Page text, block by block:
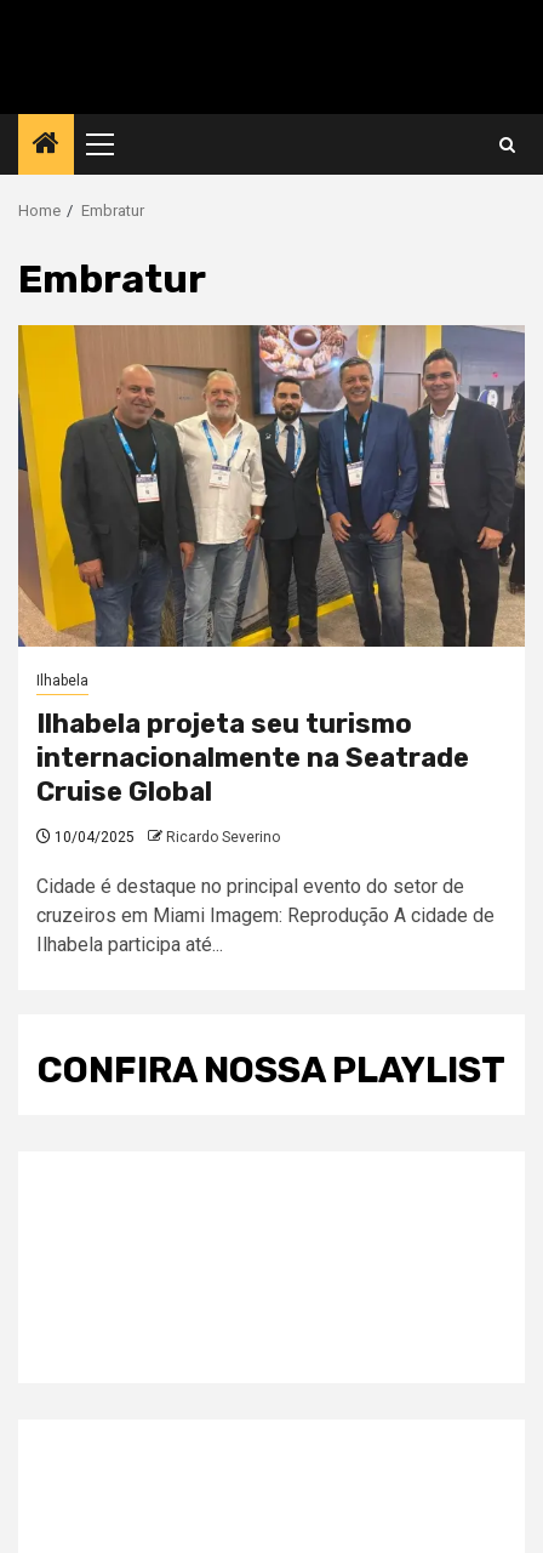
Primary
Menu
Home Embratur
Embratur
Ilhabela
Ilhabela projeta seu turismo
internacionalmente na Seatrade
Cruise Global
10/04/2025 Ricardo Severino
Cidade é destaque no principal evento do setor de
cruzeiros em Miami Imagem: Reprodução A cidade de
Ilhabela participa até...
CONFIRA NOSSA PLAYLIST